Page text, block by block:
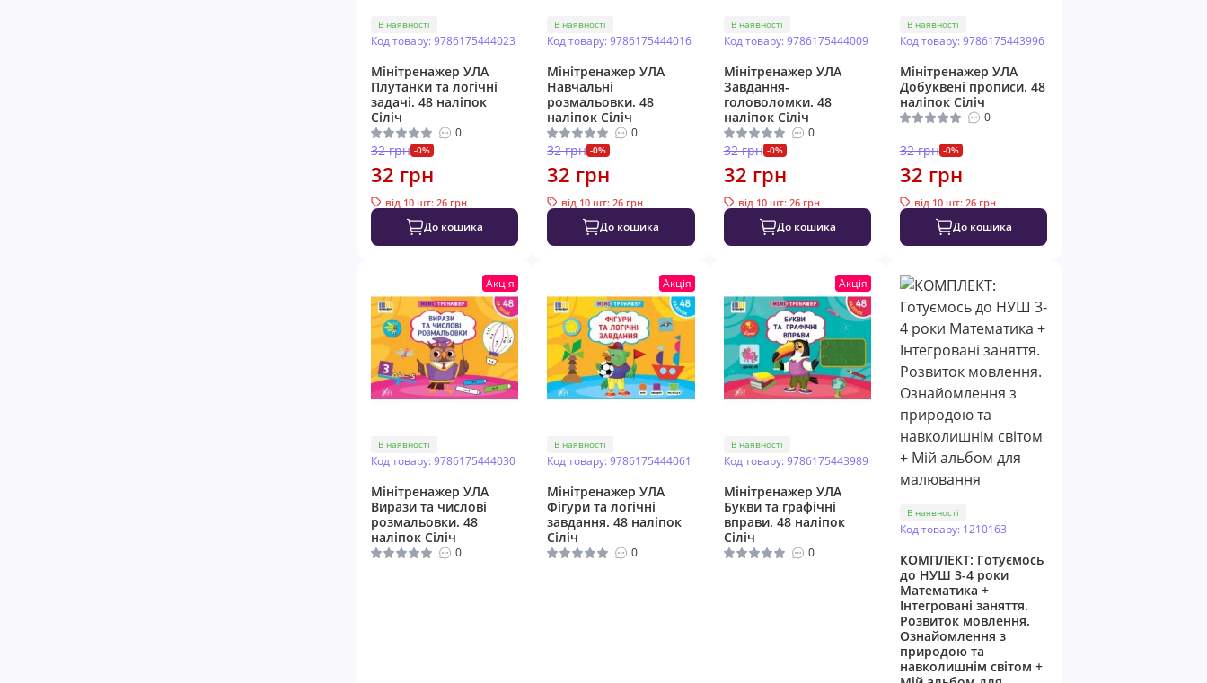
В наявності
Код товару: 9786175444023
Мінітренажер УЛА
Плутанки та логічні
задачі. 48 наліпок
Сіліч
0
32 грн -0%
32 грн
від 10 шт: 26 грн
До кошика
В наявності
Код товару: 9786175444016
Мінітренажер УЛА
Навчальні
розмальовки. 48
наліпок Сіліч
0
32 грн -0%
32 грн
від 10 шт: 26 грн
До кошика
В наявності
Код товару: 9786175444009
Мінітренажер УЛА
Завдання-
головоломки. 48
наліпок Сіліч
0
32 грн -0%
32 грн
від 10 шт: 26 грн
До кошика
В наявності
Код товару: 9786175443996
Мінітренажер УЛА
Добуквені прописи. 48
наліпок Сіліч
0
32 грн -0%
32 грн
від 10 шт: 26 грн
До кошика
Акція
В наявності
Код товару: 9786175444030
Мінітренажер УЛА
Вирази та числові
розмальовки. 48
наліпок Сіліч
0
Акція
В наявності
Код товару: 9786175444061
Мінітренажер УЛА
Фігури та логічні
завдання. 48 наліпок
Сіліч
0
Акція
В наявності
Код товару: 9786175443989
Мінітренажер УЛА
Букви та графічні
вправи. 48 наліпок
Сіліч
0
В наявності
Код товару: 1210163
КОМПЛЕКТ: Готуємось
до НУШ 3-4 роки
Математика +
Інтегровані заняття.
Розвиток мовлення.
Ознайомлення з
природою та
навколишнім світом +